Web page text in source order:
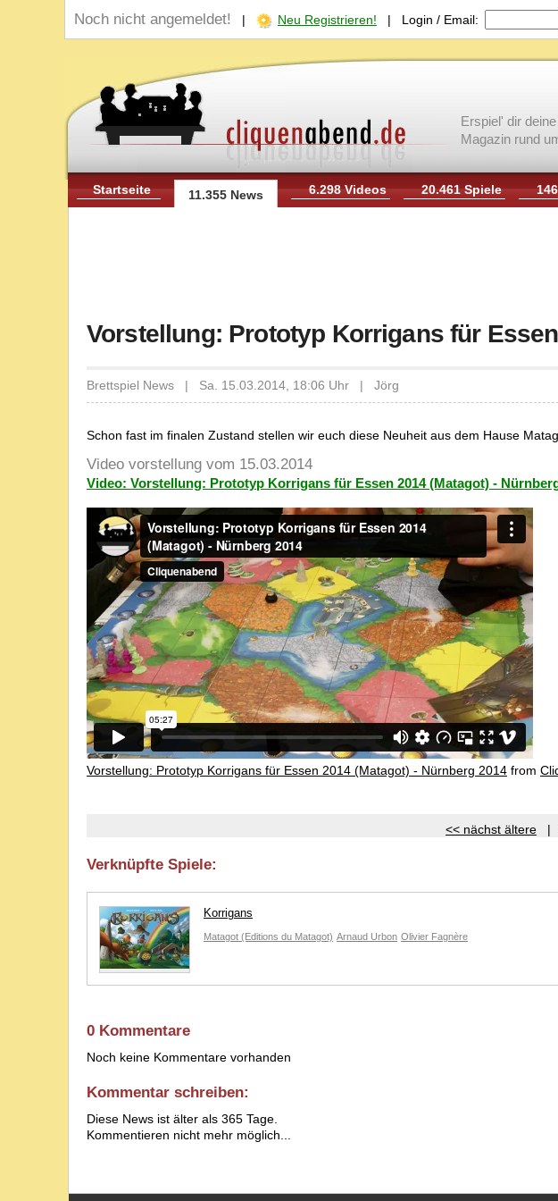
Noch nicht angemeldet! | Neu Registrieren! | Login / Email:
Erspiel' dir
Magazin rund
Startseite 11.355 News 6.298 Videos 20.461 Spiele
Vorstellung: Prototyp Korrigans für
Brettspiel News | Sa. 15.03.2014, 18:06 Uhr | Jörg
Schon fast im finalen Zustand stellen wir euch diese Neuheit aus dem Hause
Video vorstellung vom 15.03.2014
Video: Vorstellung: Prototyp Korrigans für Essen 2014 (Matagot) -
Vorstellung: Prototyp Korrigans für Essen 2014 (Matagot) - Nürnberg 2014 from
<< nächst ältere |
Verknüpfte Spiele:
Korrigans
Matagot (Editions du Matagot) Arnaud Urbon Olivier Fagnère
0 Kommentare
Noch keine Kommentare vorhanden
Kommentar schreiben:
Diese News ist älter als 365 Tage.
Kommentieren nicht mehr möglich...